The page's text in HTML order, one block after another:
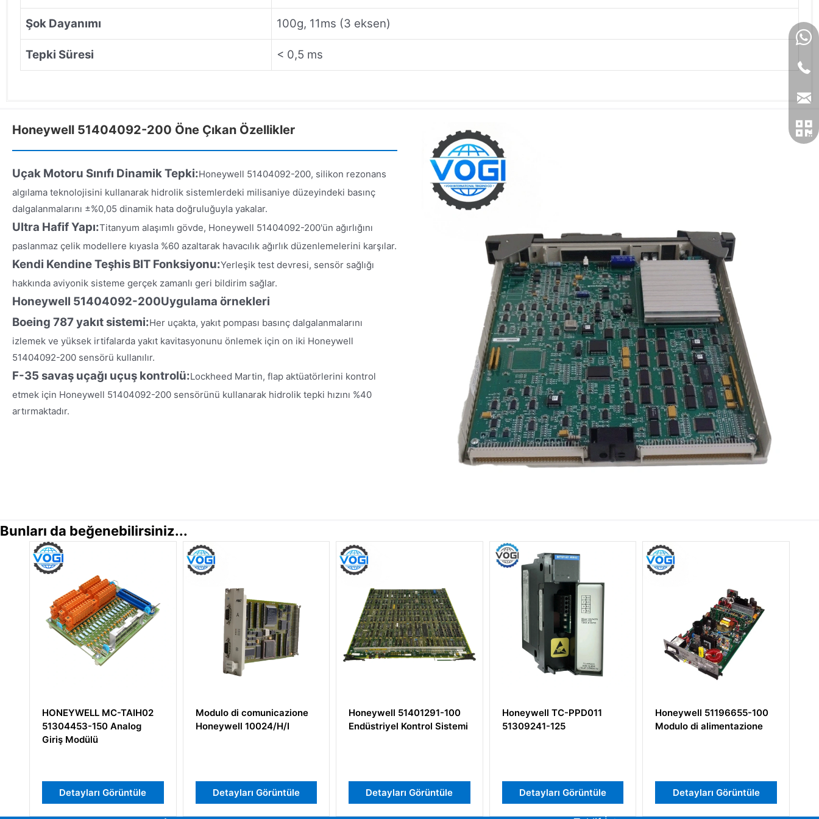
Şok Dayanımı 100g, 11ms (3 eksen)
Tepki Süresi < 0,5 ms
Honeywell 51404092-200 Öne Çıkan Özellikler
Uçak Motoru Sınıfı Dinamik Tepki:Honeywell 51404092-200, silikon rezonans
algılama teknolojisini kullanarak hidrolik sistemlerdeki milisaniye düzeyindeki basınç
dalgalanmalarını ±%0,05 dinamik hata doğruluğuyla yakalar.
Ultra Hafif Yapı:Titanyum alaşımlı gövde, Honeywell 51404092-200'ün ağırlığını
paslanmaz çelik modellere kıyasla %60 azaltarak havacılık ağırlık düzenlemelerini karşılar.
Kendi Kendine Teşhis BIT Fonksiyonu:Yerleşik test devresi, sensör sağlığı
hakkında aviyonik sisteme gerçek zamanlı geri bildirim sağlar.
Honeywell 51404092-200Uygulama örnekleri
Boeing 787 yakıt sistemi:Her uçakta, yakıt pompası basınç dalgalanmalarını
izlemek ve yüksek irtifalarda yakıt kavitasyonunu önlemek için on iki Honeywell
51404092-200 sensörü kullanılır.
F-35 savaş uçağı uçuş kontrolü:Lockheed Martin, flap aktüatörlerini kontrol
etmek için Honeywell 51404092-200 sensörünü kullanarak hidrolik tepki hızını %40
artırmaktadır.
Bunları da beğenebilirsiniz...
Modulo di comunicazione
Honeywell 10024/H/I
Detayları Görüntüle
Honeywell 51401291-100
Endüstriyel Kontrol Sistemi
Detayları Görüntüle
Honeywell TC-PPD011
51309241-125
Detayları Görüntüle
Honeywell 51196655-100
Modulo di alimentazione
Detayları Görüntüle
Honeywell 10201/2/1
Güvenli Dijital Çıkış Modülü
Detayları Görüntüle